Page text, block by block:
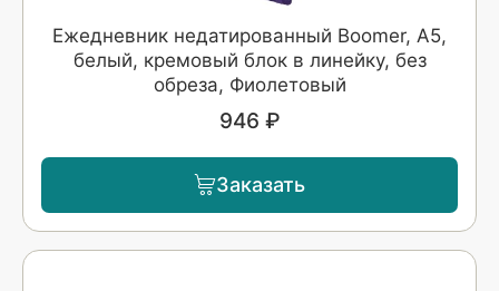
Ежедневник недатированный Boomer, А5,
белый, кремовый блок в линейку, без
обреза, Фиолетовый
946 ₽
Заказать